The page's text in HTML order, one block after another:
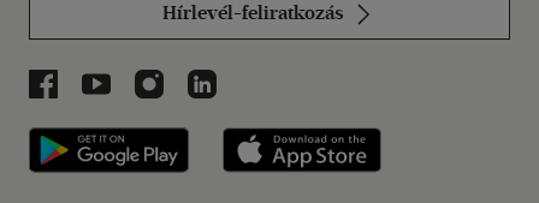
Hírlevél-feliratkozás
Libri a Facebookon
Libri a Youtube-on
Libri az Instagramon
Libri a LinkedInen
Libri applikáció Szerezd meg: Google